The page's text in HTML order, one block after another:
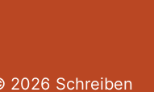
2026 Schreiben